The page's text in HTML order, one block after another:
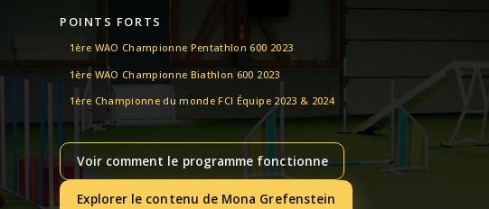
POINTS FORTS
1ère WAO Championne Pentathlon 600 2023
1ère WAO Championne Biathlon 600 2023
1ère Championne du monde FCI Équipe 2023 & 2024
Voir comment le programme fonctionne
Explorer le contenu de Mona Grefenstein